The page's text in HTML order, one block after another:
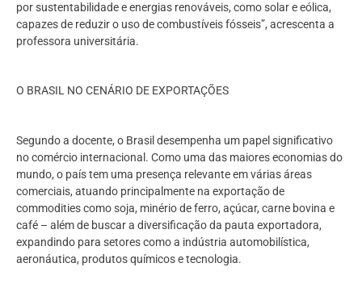
por sustentabilidade e energias renováveis, como solar e eólica,
capazes de reduzir o uso de combustíveis fósseis”, acrescenta a
professora universitária.
O BRASIL NO CENÁRIO DE EXPORTAÇÕES
Segundo a docente, o Brasil desempenha um papel significativo
no comércio internacional. Como uma das maiores economias do
mundo, o país tem uma presença relevante em várias áreas
comerciais, atuando principalmente na exportação de
commodities como soja, minério de ferro, açúcar, carne bovina e
café – além de buscar a diversificação da pauta exportadora,
expandindo para setores como a indústria automobilística,
aeronáutica, produtos químicos e tecnologia.